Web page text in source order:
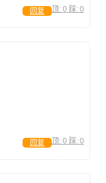
顶: 0 踩: 0
回复
顶: 0 踩: 0
回复